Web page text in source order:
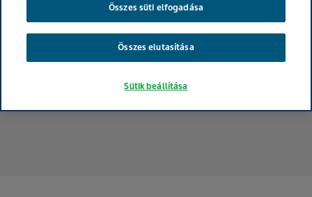
Összes süti elfogadása
Összes elutasítása
Sütik beállítása